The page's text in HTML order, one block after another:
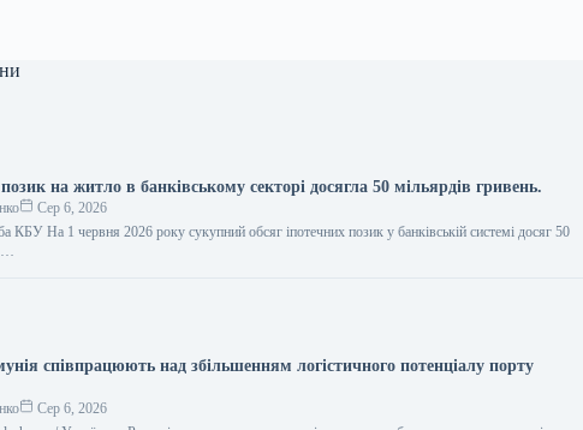
на житло в банківському секторі досягла 50 мільярдів гривень.
Сер 6, 2026
КБУ На 1 червня 2026 року сукупний обсяг іпотечних позик у банківській системі досяг 50
співпрацюють над збільшенням логістичного потенціалу порту
Сер 6, 2026